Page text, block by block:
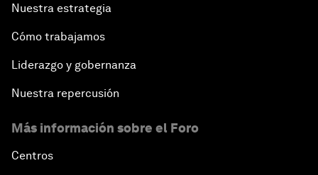
Nuestra estrategia
Cómo trabajamos
Liderazgo y gobernanza
Nuestra repercusión
Más información sobre el Foro
Centros